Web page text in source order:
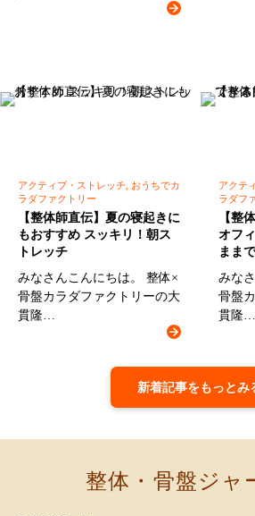
アクティブ・ストレッチ, おうちでカ
ラダファクトリー
【整体師直伝】夏の寝起きに
もおすすめ スッキリ！朝ス
トレッチ
みなさんこんにちは。 整体×
骨盤カラダファクトリーの大
貫隆…
アクテ
ラダフ
【整
オフ
まま
みな
骨盤
貫隆…
新着記事をもっとみ
整体・骨盤ジャ